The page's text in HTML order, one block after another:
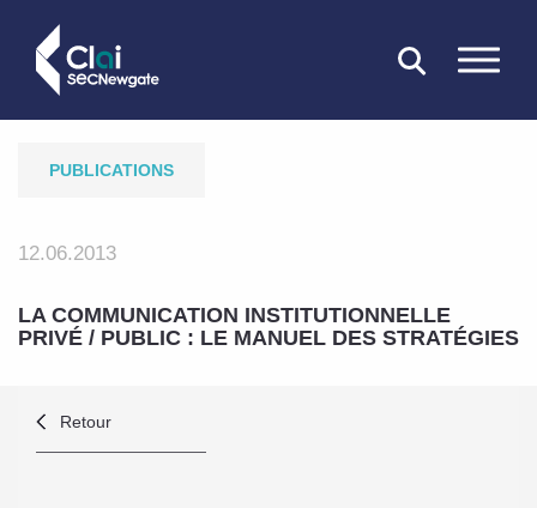
FERMER
PUBLICATIONS
12.06.2013
LA COMMUNICATION INSTITUTIONNELLE
PRIVÉ / PUBLIC : LE MANUEL DES STRATÉGIES
Retour